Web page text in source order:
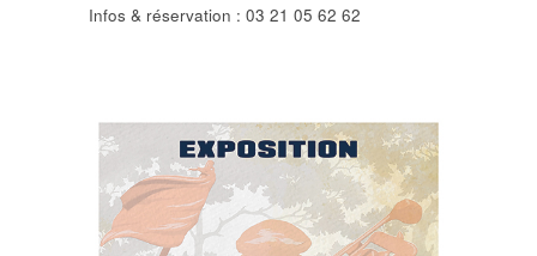
Infos & réservation : 03 21 05 62 62